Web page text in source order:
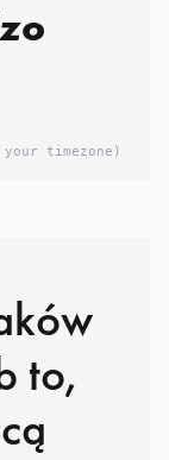
timezone)
to,